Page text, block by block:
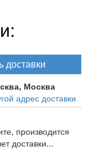
доставки
Москва
адрес доставки
производится
доставки...